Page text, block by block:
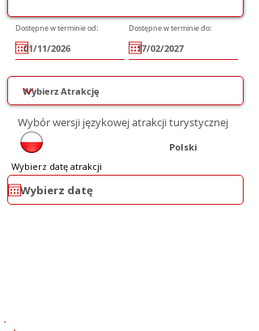
Dostępne w terminie od: Dostępne w terminie do:
Wybór wersji językowej atrakcji turystycznej
Polski
Wybierz datę atrakcji